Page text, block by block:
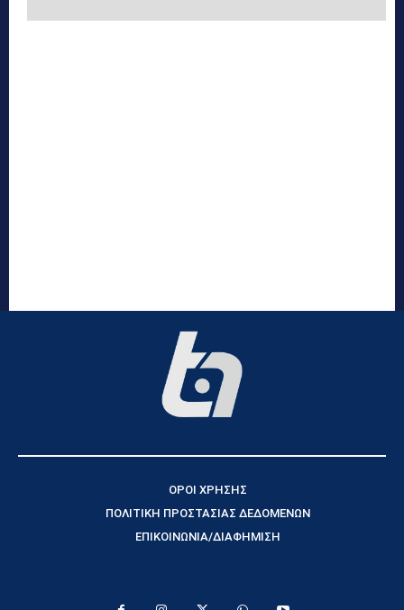
ΟΡΟΙ ΧΡΗΣΗΣ
ΠΟΛΙΤΙΚΗ ΠΡΟΣΤΑΣΙΑΣ ΔΕΔΟΜΕΝΩΝ
ΕΠΙΚΟΙΝΩΝΙΑ/ΔΙΑΦΗΜΙΣΗ